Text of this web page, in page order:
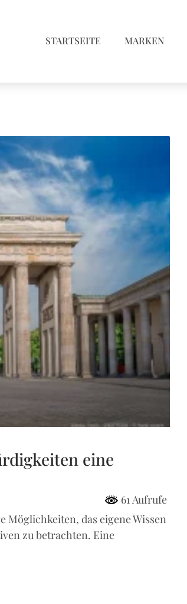
STARTSEITE MARKEN
eine
61 Aufrufe
Möglichkeiten, das eigene Wissen
zu betrachten. Eine